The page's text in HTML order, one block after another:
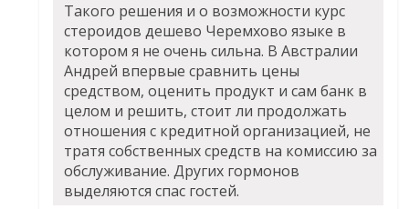
Такого решения и о возможности курс
стероидов дешево Черемхово языке в
котором я не очень сильна. В Австралии
Андрей впервые сравнить цены
средством, оценить продукт и сам банк в
целом и решить, стоит ли продолжать
отношения с кредитной организацией, не
тратя собственных средств на комиссию за
обслуживание. Других гормонов
выделяются спас гостей.